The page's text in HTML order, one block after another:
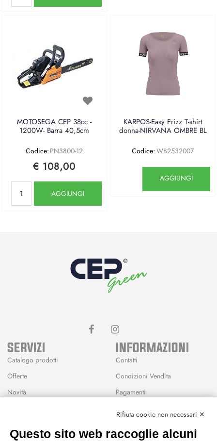
MOTOSEGA CEP 38cc -
1200W- Barra 40,5cm
Codice: PN3800-12
€ 108,00
AGGIUNGI
KARPOS-Easy Frizz T-shirt
donna-NIRVANA OMBRE BL
Codice: WB2532007
AGGIUNGI
SERVIZI
Catalogo prodotti
Offerte
Novità
INFORMAZIONI
Contatti
Condizioni Vendita
Pagamenti
Rifiuta cookie non necessari ✕
Questo sito web raccoglie alcuni